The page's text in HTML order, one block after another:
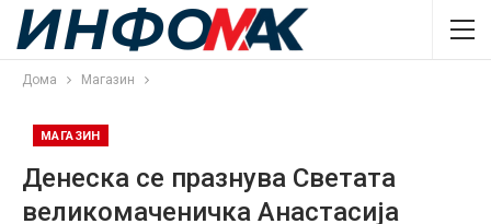
Дома Магазин
МАГАЗИН
Денеска се празнува Светата
великомаченичка Анастасија